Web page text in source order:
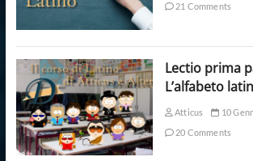
21 Comments
Lectio prima
L’alfabeto
Atticus
10
20 Comments